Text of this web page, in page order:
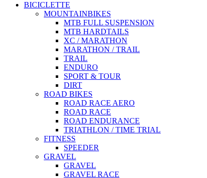
BICICLETTE
MOUNTAINBIKES
MTB FULL SUSPENSION
MTB HARDTAILS
XC / MARATHON
MARATHON / TRAIL
TRAIL
ENDURO
SPORT & TOUR
DIRT
ROAD BIKES
ROAD RACE AERO
ROAD RACE
ROAD ENDURANCE
TRIATHLON / TIME TRIAL
FITNESS
SPEEDER
GRAVEL
GRAVEL
GRAVEL RACE